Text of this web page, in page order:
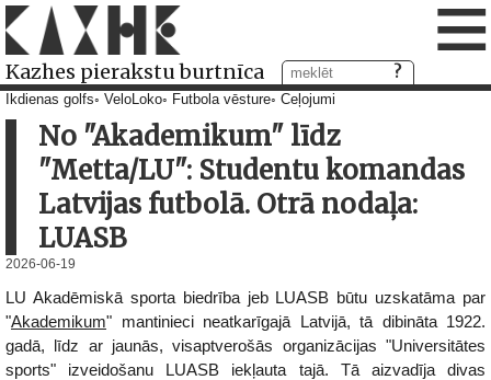
Kazhes pierakstu burtnīca ≡
Ikdienas golfs VeloLoko Futbola vēsture Ceļojumi
No "Akademikum" līdz
"Metta/LU": Studentu komandas
Latvijas futbolā. Otrā nodaļa:
LUASB
2026-06-19
LU Akadēmiskā sporta biedrība jeb LUASB būtu uzskatāma par
"Akademikum" mantinieci neatkarīgajā Latvijā, tā dibināta 1922.
gadā, līdz ar jaunās, visaptverošās organizācijas "Universitātes
sports" izveidošanu LUASB iekļauta tajā. Tā aizvadīja divas